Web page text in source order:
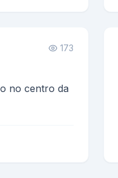
173
no centro da